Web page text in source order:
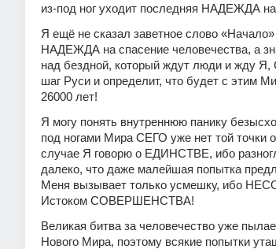
из-под ног уходит последняя НАДЕЖДА на
Я ещё не сказал заветное слово
НАДЕЖДА на спасение человечества, а
над бездной, который ждут люди и жду
шаг Руси и определит, что будет с этим
26000 лет!
Я могу понять внутреннюю панику
под ногами Мира СЕГО уже нет той точки
случае Я говорю о ЕДИНСТВЕ, ибо
далеко, что даже малейшая попытка
Меня вызывает только усмешку, ибо
Истоком СОВЕРШЕНСТВА!
Великая битва за человечество уже
Нового Мира, поэтому всякие попытки